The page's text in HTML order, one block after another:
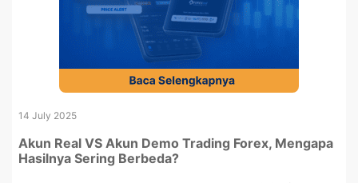
14 July 2025
Akun Real VS Akun Demo Trading Forex, Mengapa
Hasilnya Sering Berbeda?